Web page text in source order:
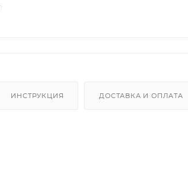
ИНСТРУКЦИЯ ДОСТАВКА И ОПЛАТА